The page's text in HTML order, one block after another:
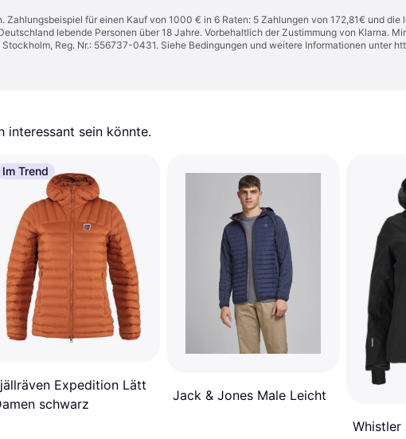
Zahlungsbeispiel für einen Kauf von 1000 € in 6 Raten: 5 Zahlungen von 172,81€ und
lebende Personen über 18 Jahre. Vorbehaltlich der Zustimmung von Klarna.
Reg. Nr.: 556737-0431. Siehe Bedingungen und weitere Informationen unter
interessant sein könnte.
Im Trend
Expedition Lätt
schwarz
Jack & Jones Male Leicht
Whistler